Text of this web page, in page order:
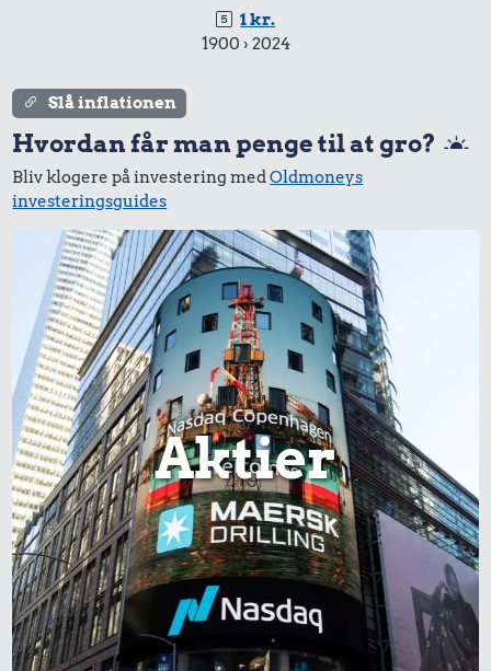
1 kr.
1900 › 2024
Slå inflationen
Hvordan får man penge til at gro?
Bliv klogere på investering medOldmoneys
investeringsguides
Aktier